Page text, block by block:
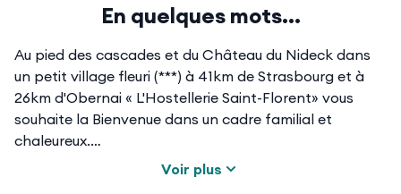
En quelques mots...
Au pied des cascades et du Château du Nideck dans
un petit village fleuri (***) à 41km de Strasbourg et à
26km d'Obernai « L'Hostellerie Saint-Florent» vous
souhaite la Bienvenue dans un cadre familial et
chaleureux.
Nous sommes situés dans la «Petite Suisse d'Alsace»
Voir plus